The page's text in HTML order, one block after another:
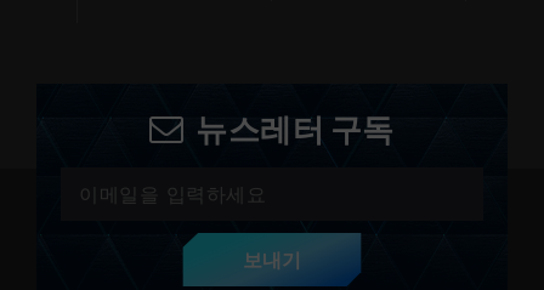
뉴스레터 구독
보내기